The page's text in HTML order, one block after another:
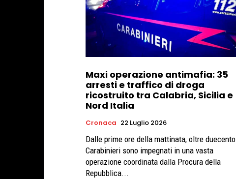
Maxi operazione antimafia: 35
arresti e traffico di droga
ricostruito tra Calabria, Sicilia e
Nord Italia
Cronaca 22 Luglio 2026
Dalle prime ore della mattinata, oltre duecento
Carabinieri sono impegnati in una vasta
operazione coordinata dalla Procura della
Repubblica...